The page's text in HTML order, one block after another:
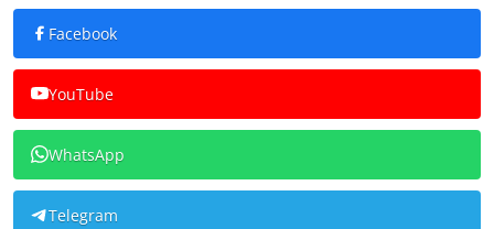
Facebook
YouTube
WhatsApp
Telegram